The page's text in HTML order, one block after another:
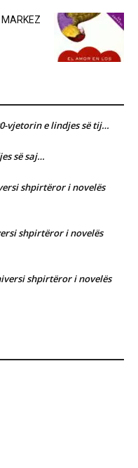
MARKEZ
vjetorin e lindjes së tij…
së saj…
shpirtëror i novelës
shpirtëror i novelës
shpirtëror i novelës